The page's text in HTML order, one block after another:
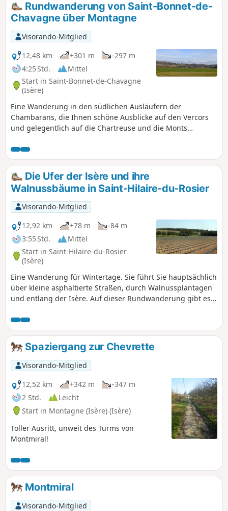
Rundwanderung von Saint-Bonnet-de-
Chavagne über Montagne
Visorando-Mitglied
12,48 km
+301 m
-297 m
4:25 Std.
Mittel
Start in Saint-Bonnet-de-Chavagne
(Isère)
Eine Wanderung in den südlichen Ausläufern der
Chambarans, die Ihnen schöne Ausblicke auf den Vercors
und gelegentlich auf die Chartreuse und die Monts
keine Herausforderung. Sie wandern auf Feldwegen,
Pfaden und kleinen asphaltierten Straßen.
Die Ufer der Isère und ihre
Walnussbäume in Saint-Hilaire-du-Rosier
Visorando-Mitglied
12,92 km
+78 m
-84 m
3:55 Std.
Mittel
Start in Saint-Hilaire-du-Rosier
(Isère)
Eine Wanderung für Wintertage. Sie führt Sie hauptsächlich
über kleine asphaltierte Straßen, durch Walnussplantagen
und entlang der Isère. Auf dieser Rundwanderung gibt es
Spaziergang zur Chevrette
Visorando-Mitglied
12,52 km
+342 m
-347 m
2 Std.
Leicht
Start in Montagne (Isère) (Isère)
Toller Ausritt, unweit des Turms von
Montmiral!
Montmiral
Visorando-Mitglied